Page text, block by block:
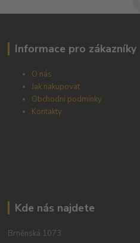
Informace pro zákazníky
O nás
Jak nakupovat
Obchodní podmínky
Kontakty
Kde nás najdete
Brněnská 1073